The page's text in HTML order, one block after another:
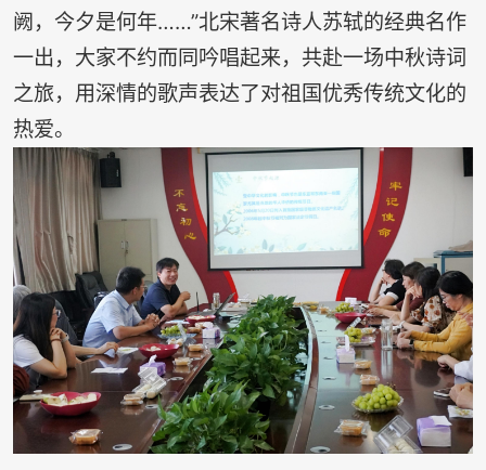
阙，今夕是何年……”北宋著名诗人苏轼的经典名作
一出，大家不约而同吟唱起来，共赴一场中秋诗词
之旅，用深情的歌声表达了对祖国优秀传统文化的
热爱。